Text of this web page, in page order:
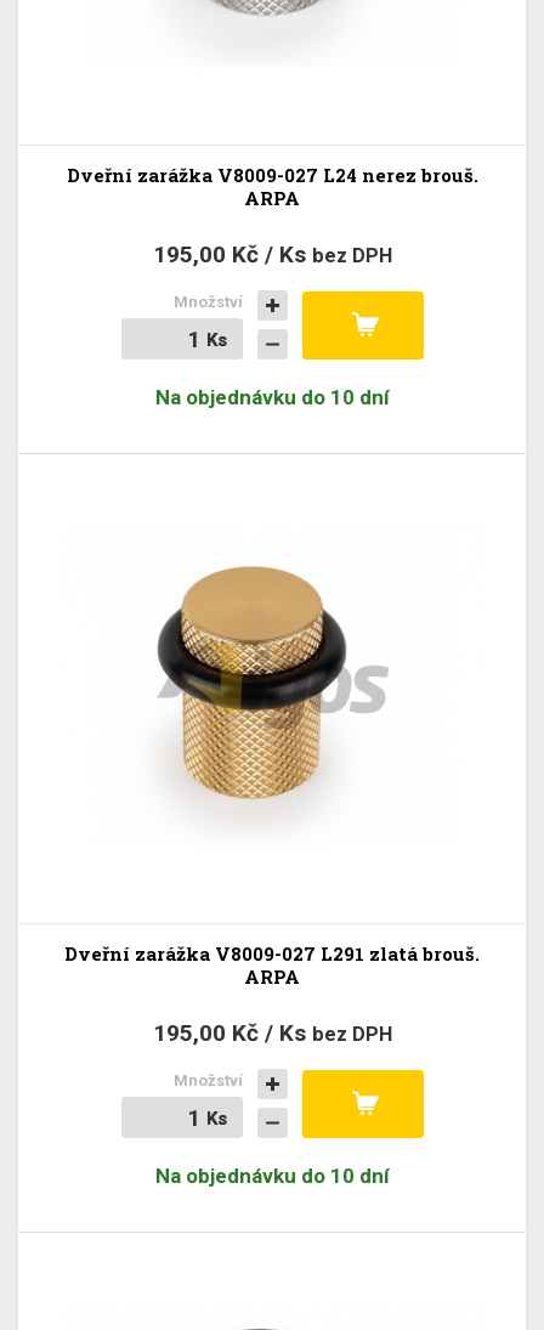
Dveřní zarážka V8009-027 L24 nerez brouš.
ARPA
195,00 Kč / Ks bez DPH
Ks
Ks
Množství
Na objednávku do 10 dní
Dveřní zarážka V8009-027 L291 zlatá brouš.
ARPA
195,00 Kč / Ks bez DPH
Ks
Ks
Množství
Na objednávku do 10 dní